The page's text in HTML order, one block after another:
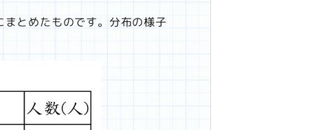
とめたものです。分布の様子